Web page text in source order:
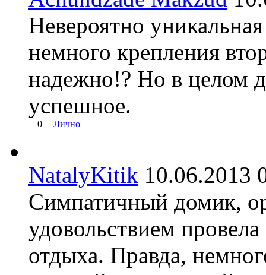
Невероятно
немного крепления
надежно!? Но в целом
успешное.
0 Лично
NatalyKitik
Симпатичный домик,
удовольствием
отдыха. Правда,